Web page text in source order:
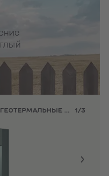
ЛУЧШИЕ ПРЕДЛОЖЕНИЯ – ГЕОТЕРМАЛЬНЫЕ ТЕПЛОВЫЕ НАСОСЫ 1/3